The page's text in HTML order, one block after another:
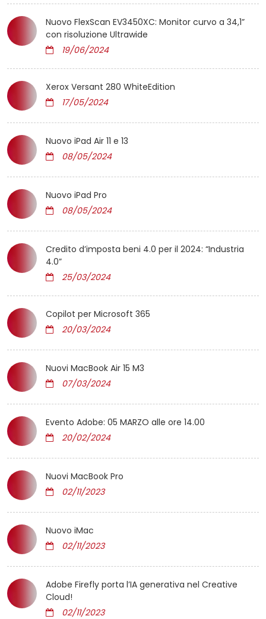
Nuovo FlexScan EV3450XC: Monitor curvo a 34,1”
con risoluzione Ultrawide
19/06/2024
Xerox Versant 280 WhiteEdition
17/05/2024
Nuovo iPad Air 11 e 13
08/05/2024
Nuovo iPad Pro
08/05/2024
Credito d’imposta beni 4.0 per il 2024: “Industria
4.0”
25/03/2024
Copilot per Microsoft 365
20/03/2024
Nuovi MacBook Air 15 M3
07/03/2024
Evento Adobe: 05 MARZO alle ore 14.00
20/02/2024
Nuovi MacBook Pro
02/11/2023
Nuovo iMac
02/11/2023
Adobe Firefly porta l’IA generativa nel Creative
Cloud!
02/11/2023